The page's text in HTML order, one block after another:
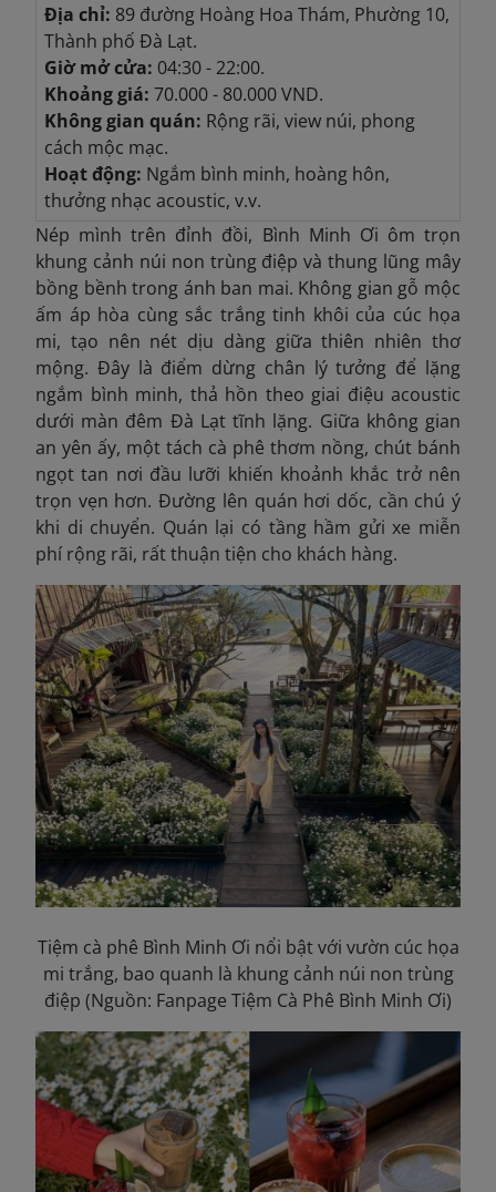
Địa chỉ: 89 đường Hoàng Hoa Thám, Phường 10,
Thành phố Đà Lạt.
Giờ mở cửa: 04:30 - 22:00.
Khoảng giá: 70.000 - 80.000 VND.
Không gian quán: Rộng rãi, view núi, phong
cách mộc mạc.
Hoạt động: Ngắm bình minh, hoàng hôn,
thưởng nhạc acoustic, v.v.
Nép mình trên đỉnh đồi, Bình Minh Ơi ôm trọn
khung cảnh núi non trùng điệp và thung lũng mây
bồng bềnh trong ánh ban mai. Không gian gỗ mộc
ấm áp hòa cùng sắc trắng tinh khôi của cúc họa
mi, tạo nên nét dịu dàng giữa thiên nhiên thơ
mộng. Đây là điểm dừng chân lý tưởng để lặng
ngắm bình minh, thả hồn theo giai điệu acoustic
dưới màn đêm Đà Lạt tĩnh lặng. Giữa không gian
an yên ấy, một tách cà phê thơm nồng, chút bánh
ngọt tan nơi đầu lưỡi khiến khoảnh khắc trở nên
trọn vẹn hơn.Đường lên quán hơi dốc, cần chú ý
khi di chuyển. Quán lại có tầng hầm gửi xe miễn
phí rộng rãi, rất thuận tiện cho khách hàng.
Tiệm cà phê Bình Minh Ơi nổi bật với vườn cúc họa
mi trắng, bao quanh là khung cảnh núi non trùng
điệp (Nguồn: Fanpage Tiệm Cà Phê Bình Minh Ơi)